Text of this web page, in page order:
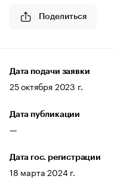
Поделиться
Дата подачи заявки
25 октября 2023 г.
Дата публикации
—
Дата гос. регистрации
18 марта 2024 г.